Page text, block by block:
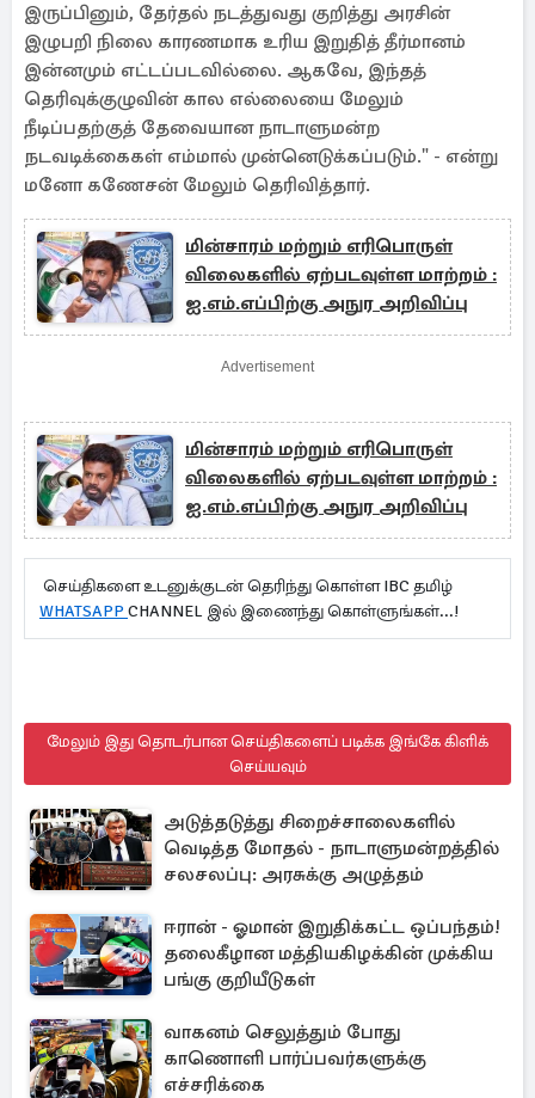
இருப்பினும், தேர்தல் நடத்துவது குறித்து அரசின்
இழுபறி நிலை காரணமாக உரிய இறுதித் தீர்மானம்
இன்னமும் எட்டப்படவில்லை. ஆகவே, இந்தத்
தெரிவுக்குழுவின் கால எல்லையை மேலும்
நீடிப்பதற்குத் தேவையான நாடாளுமன்ற
நடவடிக்கைகள் எம்மால் முன்னெடுக்கப்படும்." - என்று
மனோ கணேசன் மேலும் தெரிவித்தார்.
மின்சாரம் மற்றும் எரிபொருள்
விலைகளில் ஏற்படவுள்ள மாற்றம் :
ஐ.எம்.எப்பிற்கு அநுர அறிவிப்பு
Advertisement
மின்சாரம் மற்றும் எரிபொருள்
விலைகளில் ஏற்படவுள்ள மாற்றம் :
ஐ.எம்.எப்பிற்கு அநுர அறிவிப்பு
செய்திகளை உடனுக்குடன் தெரிந்து கொள்ள IBC தமிழ்
WHATSAPP CHANNEL இல் இணைந்து கொள்ளுங்கள்...!
மேலும் இது தொடர்பான செய்திகளைப் படிக்க இங்கே கிளிக்
செய்யவும்
அடுத்தடுத்து சிறைச்சாலைகளில்
வெடித்த மோதல் - நாடாளுமன்றத்தில்
சலசலப்பு: அரசுக்கு அழுத்தம்
ஈரான் - ஓமான் இறுதிக்கட்ட ஒப்பந்தம்!
தலைகீழான மத்தியகிழக்கின் முக்கிய
பங்கு குறியீடுகள்
வாகனம் செலுத்தும் போது
காணொளி பார்ப்பவர்களுக்கு
எச்சரிக்கை